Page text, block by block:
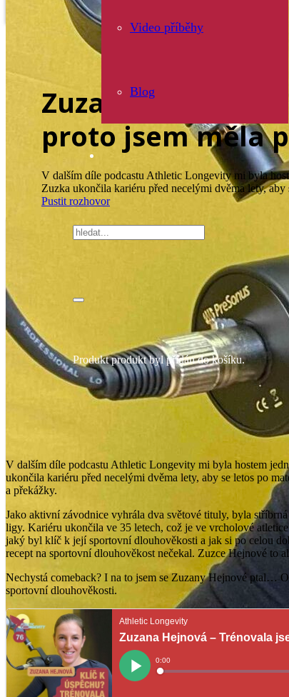
Video příběhy
Blog
Produktprodukt byl přidán do košíku.
Zuzana Hejnová
proto jsem měla
V dalším díle podcastu Athletic Longevity mi byla
Zuzka ukončila kariéru před necelými dvěma lety,
Pustit rozhovor
V dalším díle podcastu Athletic Longevity mi byla hostem
ukončila kariéru před necelými dvěma lety, aby se letos po
a překážky.
Jako aktivní závodnice vyhrála dva světové tituly, byla
ligy. Kariéru ukončila ve 35 letech, což je ve vrcholové
jaký byl klíč k její sportovní dlouhověkosti a jak si po celou
recept na sportovní dlouhověkost nečekal. Zuzce Hejnové to
Nechystá comeback? I na to jsem se Zuzany Hejnové ptal…
sportovní dlouhověkosti.